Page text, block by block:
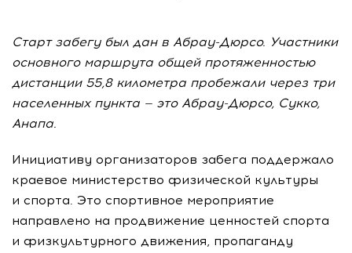
Старт забегу был дан в Абрау-Дюрсо. Участники
основного маршрута общей протяженностью
дистанции 55,8 километра пробежали через три
населенных пункта — это Абрау-Дюрсо, Сукко,
Анапа.
Инициативу организаторов забега поддержало
краевое министерство физической культуры
и спорта. Это спортивное мероприятие
направлено на продвижение ценностей спорта
и физкультурного движения, пропаганду